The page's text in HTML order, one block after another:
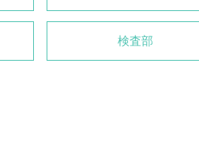
検査部